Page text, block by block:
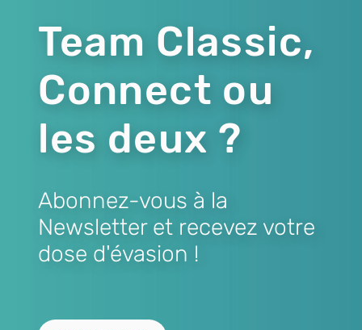
Team Classic,
Connect ou
les deux ?
Abonnez-vous à la
Newsletter et recevez votre
dose d'évasion !